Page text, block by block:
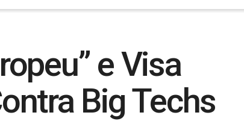
e Visa
Big Techs